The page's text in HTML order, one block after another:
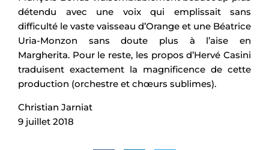
détendu avec une voix qui emplissait sans
difficulté le vaste vaisseau d’Orange et une Béatrice
Uria-Monzon sans doute plus à l’aise en
Margherita. Pour le reste, les propos d’Hervé Casini
traduisent exactement la magnificence de cette
production (orchestre et chœurs sublimes).
Christian Jarniat
9 juillet 2018